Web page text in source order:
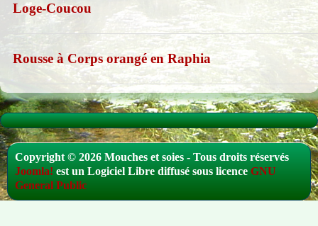
Loge-Coucou
Rousse à Corps orangé en Raphia
Copyright © 2026 Mouches et soies - Tous droits réservés
Joomla! est un Logiciel Libre diffusé sous licence GNU
General Public